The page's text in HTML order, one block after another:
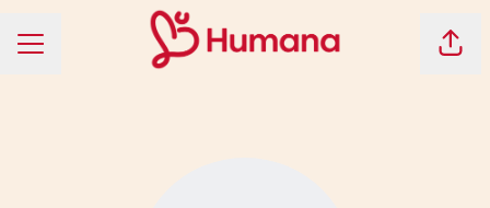
KARRIÄRMENY Dela